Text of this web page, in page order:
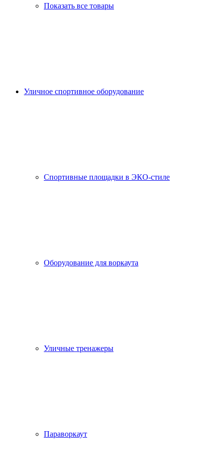
Показать все товары
Уличное спортивное оборудование
Спортивные площадки в ЭКО-стиле
Оборудование для воркаута
Уличные тренажеры
Параворкаут